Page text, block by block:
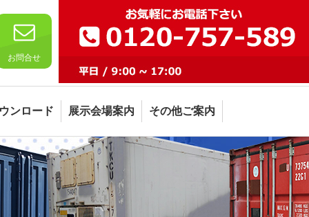
お問合せ
ンロード 展示会場案内 その他ご案内